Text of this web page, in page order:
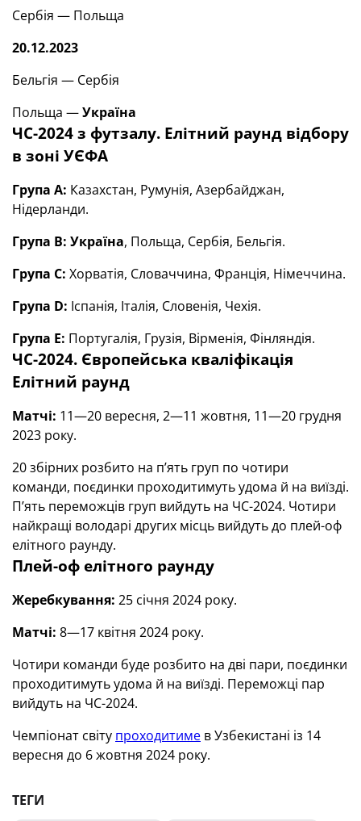
Сербія — Польща
20.12.2023
Бельгія — Сербія
Польща —Україна
ЧС-2024 з футзалу. Елітний раунд відбору
в зоні УЄФА
Група А: Казахстан, Румунія, Азербайджан,
Нідерланди.
Група В: Україна, Польща, Сербія, Бельгія.
Група С: Хорватія, Словаччина, Франція, Німеччина.
Група D: Іспанія, Італія, Словенія, Чехія.
Група Е: Португалія, Грузія, Вірменія, Фінляндія.
ЧС-2024. Європейська кваліфікація
Елітний раунд
Матчі: 11—20 вересня, 2—11 жовтня, 11—20 грудня
2023 року.
20 збірних розбито на п’ять груп по чотири
команди, поєдинки проходитимуть удома й на виїзді.
П’ять переможців груп вийдуть на ЧС-2024. Чотири
найкращі володарі других місць вийдуть до плей-оф
елітного раунду.
Плей-оф елітного раунду
Жеребкування: 25 січня 2024 року.
Матчі: 8—17 квітня 2024 року.
Чотири команди буде розбито на дві пари, поєдинки
проходитимуть удома й на виїзді. Переможці пар
вийдуть на ЧС-2024.
Чемпіонат світу проходитиме в Узбекистані із 14
вересня до 6 жовтня 2024 року.
ТЕГИ